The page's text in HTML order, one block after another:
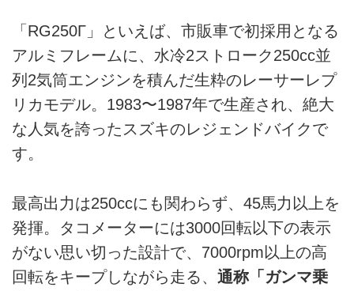
「RG250Γ」といえば、市販車で初採用となる
アルミフレームに、水冷2ストローク250cc並
列2気筒エンジンを積んだ生粋のレーサーレプ
リカモデル。1983〜1987年で生産され、絶大
な人気を誇ったスズキのレジェンドバイクで
す。
最高出力は250ccにも関わらず、45馬力以上を
発揮。タコメーターには3000回転以下の表示
がない思い切った設計で、7000rpm以上の高
回転をキープしながら走る、 通称「ガンマ乗